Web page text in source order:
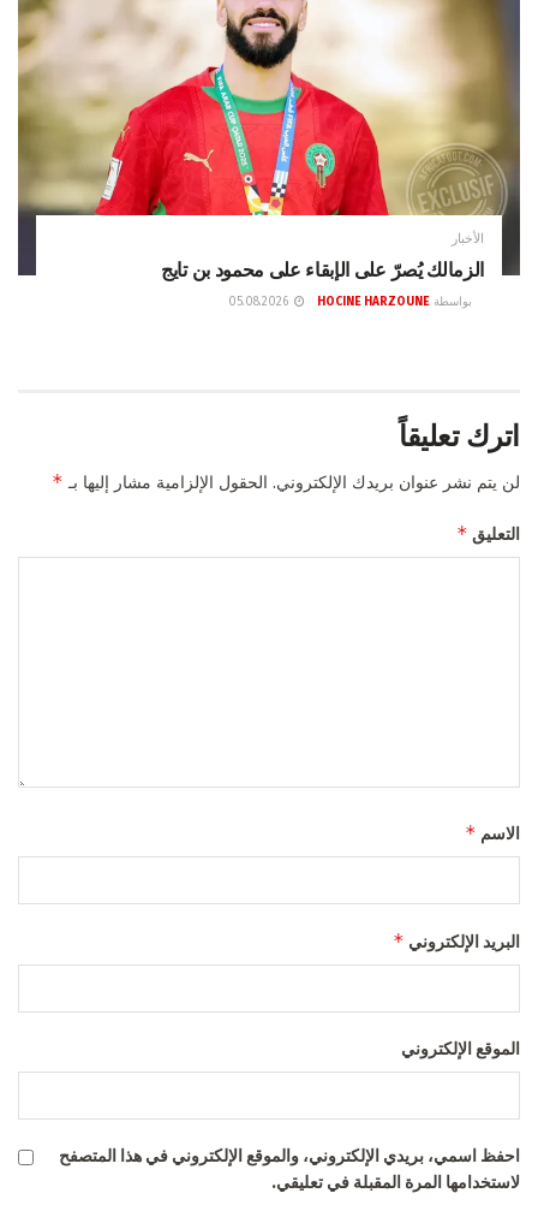
الأخبار
الزمالك يُصرّ على الإبقاء على محمود بن تايج
بواسطة HOCINE HARZOUNE
اترك تعليقاً
لن يتم نشر عنوان بريدك الإلكتروني. الحقول الإلزامية مشار إليها بـ *
التعليق *
الاسم *
البريد الإلكتروني *
الموقع الإلكتروني
احفظ اسمي، بريدي الإلكتروني، والموقع الإلكتروني في هذا المتصفح
لاستخدامها المرة المقبلة في تعليقي.